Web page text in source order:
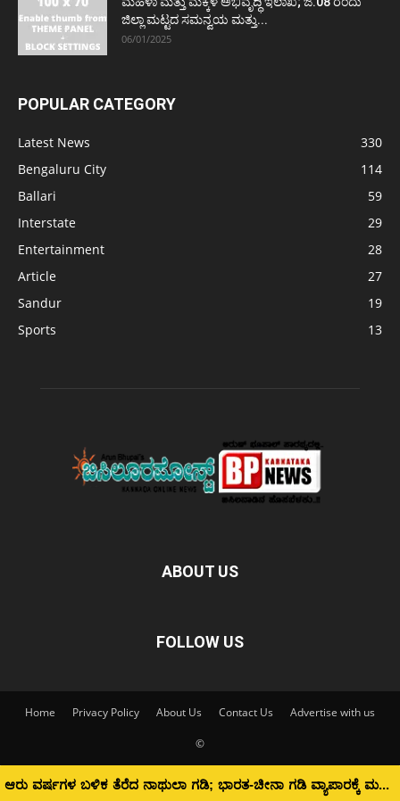
ಜಿಲ್ಲಾ ಮಟ್ಟದ ಸಮನ್ವಯ ಮತ್ತು...
06/01/2025
POPULAR CATEGORY
Latest News
330
Bengaluru City
114
Ballari
59
Interstate
29
Entertainment
28
Article
27
Sandur
19
Sports
13
ABOUT US
FOLLOW US
Home Privacy Policy About Us Contact Us Advertise with us
©
ಆರು ವರ್ಷಗಳ ಬಳಿಕ ತೆರೆದ ನಾಥುಲಾ ಗಡಿ; ಭಾರತ-ಚೀನಾ ಗಡಿ ವ್ಯಾಪಾರಕ್ಕೆ ಮರುಜೀವ